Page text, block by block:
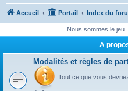
Accueil Portail Index du
Nous sommes le
A
Modalités et règles de
Tout ce que vous